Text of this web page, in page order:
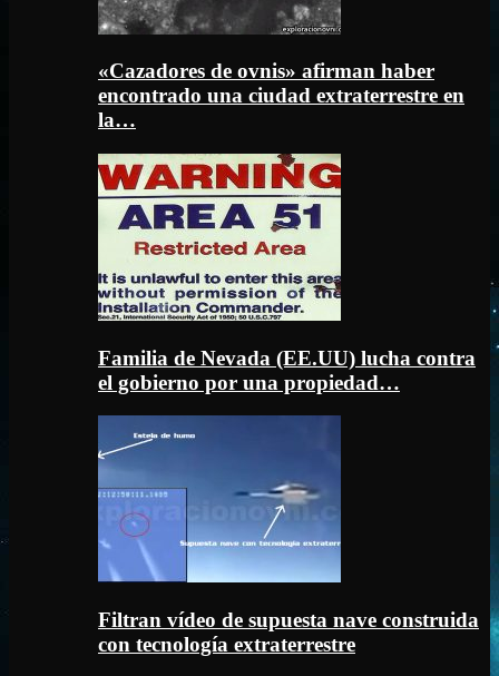
«Cazadores de ovnis» afirman haber
encontrado una ciudad extraterrestre en
la…
Familia de Nevada (EE.UU) lucha contra
el gobierno por una propiedad…
Filtran vídeo de supuesta nave construida
con tecnología extraterrestre